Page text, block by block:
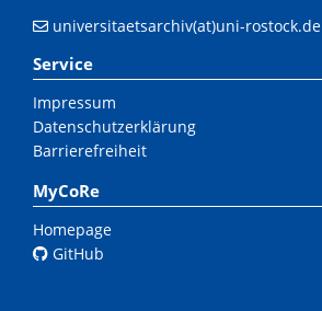
universitaetsarchiv(at)uni-rostock.de
Service
Impressum
Datenschutzerklärung
Barrierefreiheit
MyCoRe
Homepage
GitHub